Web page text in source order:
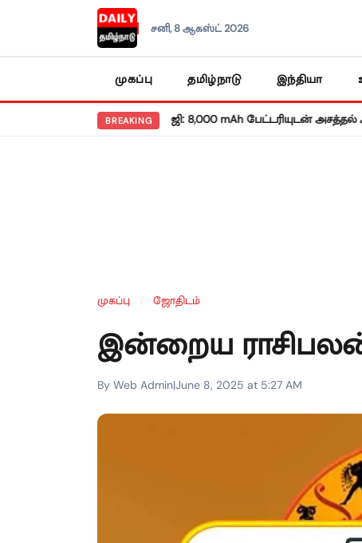
சனி, 8 ஆகஸ்ட் 2026
முகப்பு தமிழ்நாடு இந்தியா
BREAKING
ரெட்மி நோட் 17 5ஜி: 8,000 mAh பேட்டரியுடன் அசத்தல்
முகப்பு ஜோதிடம்
இன்றைய
By Web Admin|June 8, 2025 at 5:27 AM